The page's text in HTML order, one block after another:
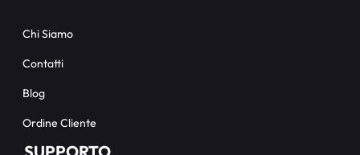
Chi Siamo
Contatti
Blog
Ordine Cliente